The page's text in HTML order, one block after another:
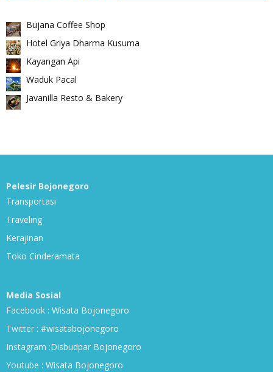
Bujana Coffee Shop
Hotel Griya Dharma Kusuma
Kayangan Api
Waduk Pacal
Javanilla Resto & Bakery
Pelesir Bojonegoro
Transportasi
Traveling
Kerajinan
Toko Cinderamata
Media Sosial
Facebook : Wisata Bojonegoro
Twitter : #wisatabojonegoro
Instagram :Disbudpar Bojonegoro
Youtube : Wisata Bojonegoro